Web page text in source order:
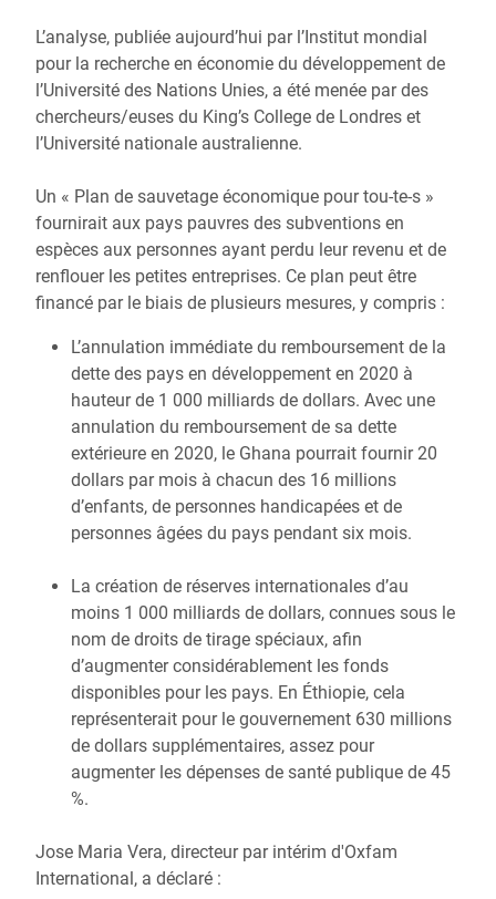
L’analyse, publiée aujourd’hui par l’Institut mondial
pour la recherche en économie du développement de
l’Université des Nations Unies, a été menée par des
chercheurs/euses du King’s College de Londres et
l’Université nationale australienne.
Un « Plan de sauvetage économique pour tou-te-s »
fournirait aux pays pauvres des subventions en
espèces aux personnes ayant perdu leur revenu et de
renflouer les petites entreprises. Ce plan peut être
financé par le biais de plusieurs mesures, y compris :
L’annulation immédiate du remboursement de la
dette des pays en développement en 2020 à
hauteur de 1 000 milliards de dollars. Avec une
annulation du remboursement de sa dette
extérieure en 2020, le Ghana pourrait fournir 20
dollars par mois à chacun des 16 millions
d’enfants, de personnes handicapées et de
personnes âgées du pays pendant six mois.
La création de réserves internationales d’au
moins 1 000 milliards de dollars, connues sous le
nom de droits de tirage spéciaux, afin
d’augmenter considérablement les fonds
disponibles pour les pays. En Éthiopie, cela
représenterait pour le gouvernement 630 millions
de dollars supplémentaires, assez pour
augmenter les dépenses de santé publique de 45
%.
Jose Maria Vera, directeur par intérim d'Oxfam
International, a déclaré :